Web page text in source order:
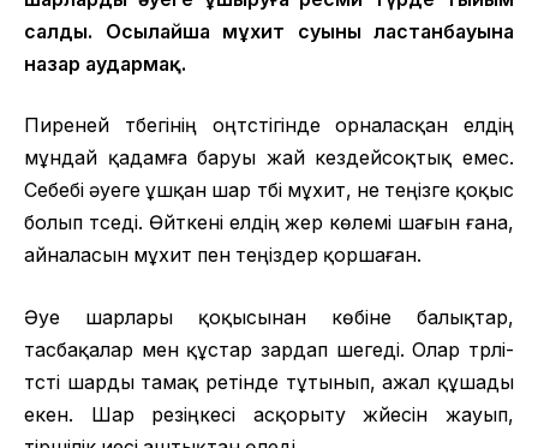
салды. Осылайша мұхит суының ластанбауына
назар аудармақ.
Пиреней түбегінің оңтүстігінде орналасқан елдің
мұндай қадамға баруы жай кездейсоқтық емес.
Себебі әуеге ұшқан шар түбі мұхит, не теңізге қоқыс
болып түседі. Өйткені елдің жер көлемі шағын ғана,
айналасын мұхит пен теңіздер қоршаған.
Әуе шарлары қоқысынан көбіне балықтар,
тасбақалар мен құстар зардап шегеді. Олар түрлі-
түсті шарды тамақ ретінде тұтынып, ажал құшады
екен. Шар резіңкесі асқорыту жүйесін жауып,